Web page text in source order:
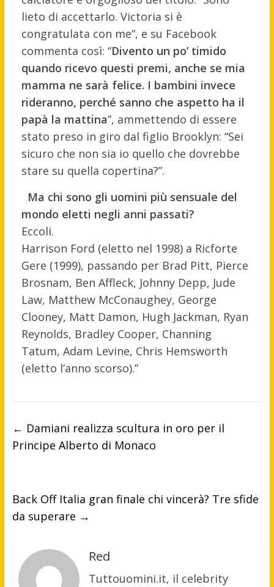
lieto di accettarlo. Victoria si è
congratulata con me”, e su Facebook
commenta così: “Divento un po’ timido
quando ricevo questi premi, anche se mia
mamma ne sarà felice. I bambini invece
rideranno, perché sanno che aspetto ha il
papà la mattina”, ammettendo di essere
stato preso in giro dal figlio Brooklyn: “Sei
sicuro che non sia io quello che dovrebbe
stare su quella copertina?”.
Ma chi sono gli uomini più sensuale del
mondo eletti negli anni passati?
Eccoli.
Harrison Ford (eletto nel 1998) a Ricforte
Gere (1999), passando per Brad Pitt, Pierce
Brosnam, Ben Affleck, Johnny Depp, Jude
Law, Matthew McConaughey, George
Clooney, Matt Damon, Hugh Jackman, Ryan
Reynolds, Bradley Cooper, Channing
Tatum, Adam Levine, Chris Hemsworth
(eletto l’anno scorso).”
← Damiani realizza scultura in oro per il
Principe Alberto di Monaco
Back Off Italia gran finale chi vincerà? Tre sfide
da superare →
Red
Tuttouomini.it, il celebrity